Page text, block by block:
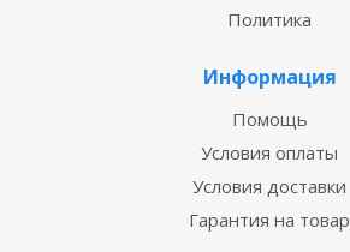
Политика
Информация
Помощь
Условия оплаты
Условия доставки
Гарантия на товар